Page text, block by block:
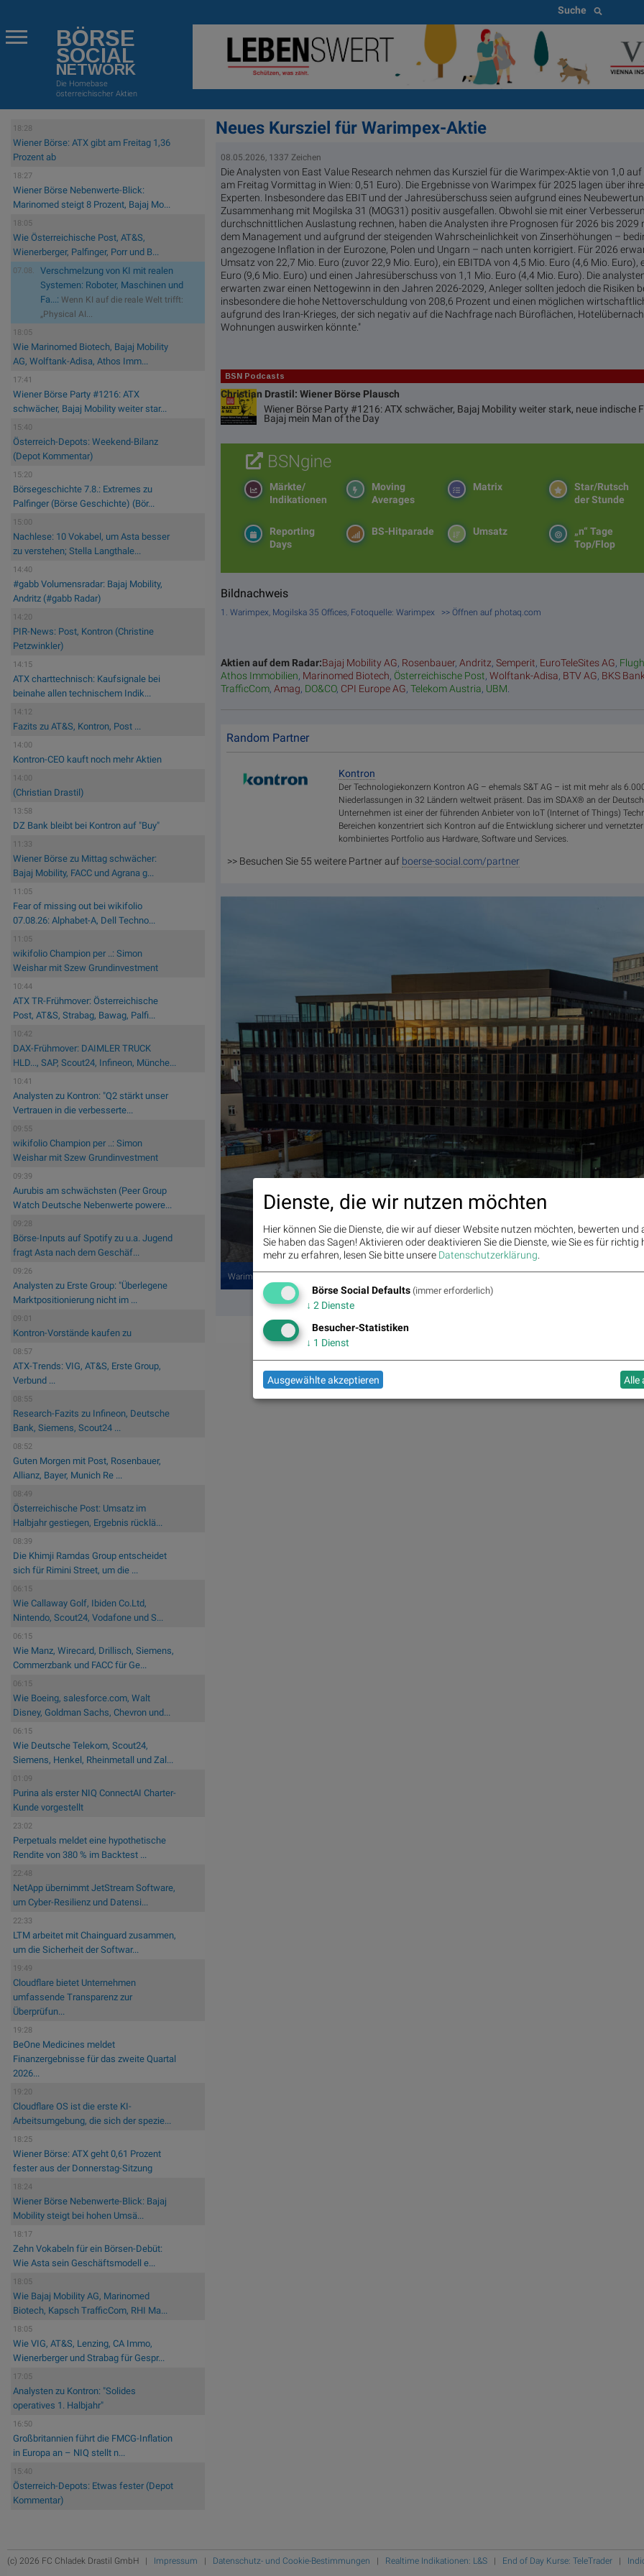
Suche
BÖRSE
SOCIAL
NETWORK
Die Homebase
österreichischer Aktien
18:28
Wiener Börse: ATX gibt am Freitag 1,36
Prozent ab
18:27
Wiener Börse Nebenwerte-Blick:
Marinomed steigt 8 Prozent, Bajaj Mo...
18:05
Wie Österreichische Post, AT&S,
Wienerberger, Palfinger, Porr und B...
07.08.
Verschmelzung von KI mit realen
Systemen: Roboter, Maschinen und
Fa...: Wenn KI auf die reale Welt trifft:
„Physical AI...
18:05
Wie Marinomed Biotech, Bajaj Mobility
AG, Wolftank-Adisa, Athos Imm...
17:41
Wiener Börse Party #1216: ATX
schwächer, Bajaj Mobility weiter star...
15:40
Österreich-Depots: Weekend-Bilanz
(Depot Kommentar)
15:20
Börsegeschichte 7.8.: Extremes zu
Palfinger (Börse Geschichte) (Bör...
15:00
Nachlese: 10 Vokabel, um Asta besser
zu verstehen; Stella Langthale...
14:40
#gabb Volumensradar: Bajaj Mobility,
Andritz (#gabb Radar)
14:20
PIR-News: Post, Kontron (Christine
Petzwinkler)
14:15
ATX charttechnisch: Kaufsignale bei
beinahe allen technischem Indik...
14:12
Fazits zu AT&S, Kontron, Post ...
14:00
Kontron-CEO kauft noch mehr Aktien
14:00
(Christian Drastil)
13:58
DZ Bank bleibt bei Kontron auf "Buy"
11:33
Wiener Börse zu Mittag schwächer:
Bajaj Mobility, FACC und Agrana g...
11:05
Fear of missing out bei wikifolio
07.08.26: Alphabet-A, Dell Techno...
11:05
wikifolio Champion per ..: Simon
Weishar mit Szew Grundinvestment
10:44
ATX TR-Frühmover: Österreichische
Post, AT&S, Strabag, Bawag, Palfi...
10:42
DAX-Frühmover: DAIMLER TRUCK
HLD..., SAP, Scout24, Infineon, Münche...
10:41
Analysten zu Kontron: "Q2 stärkt unser
Vertrauen in die verbesserte...
09:55
wikifolio Champion per ..: Simon
Weishar mit Szew Grundinvestment
09:39
Aurubis am schwächsten (Peer Group
Watch Deutsche Nebenwerte powere...
09:28
Börse-Inputs auf Spotify zu u.a. Jugend
fragt Asta nach dem Geschäf...
09:26
Analysten zu Erste Group: "Überlegene
Marktpositionierung nicht im ...
09:01
Kontron-Vorstände kaufen zu
08:57
ATX-Trends: VIG, AT&S, Erste Group,
Verbund ...
08:55
Research-Fazits zu Infineon, Deutsche
Bank, Siemens, Scout24 ...
08:52
Guten Morgen mit Post, Rosenbauer,
Allianz, Bayer, Munich Re ...
08:49
Österreichische Post: Umsatz im
Halbjahr gestiegen, Ergebnis rücklä...
08:39
Die Khimji Ramdas Group entscheidet
sich für Rimini Street, um die ...
06:15
Wie Callaway Golf, Ibiden Co.Ltd,
Nintendo, Scout24, Vodafone und S...
06:15
Wie Manz, Wirecard, Drillisch, Siemens,
Commerzbank und FACC für Ge...
06:15
Wie Boeing, salesforce.com, Walt
Disney, Goldman Sachs, Chevron und...
06:15
Wie Deutsche Telekom, Scout24,
Siemens, Henkel, Rheinmetall und Zal...
01:09
Purina als erster NIQ ConnectAI Charter-
Kunde vorgestellt
23:02
Perpetuals meldet eine hypothetische
Rendite von 380 % im Backtest ...
22:48
NetApp übernimmt JetStream Software,
um Cyber-Resilienz und Datensi...
22:33
LTM arbeitet mit Chainguard zusammen,
um die Sicherheit der Softwar...
19:49
Cloudflare bietet Unternehmen
umfassende Transparenz zur
Überprüfun...
19:28
BeOne Medicines meldet
Finanzergebnisse für das zweite Quartal
2026...
19:20
Cloudflare OS ist die erste KI-
Arbeitsumgebung, die sich der spezie...
18:25
Wiener Börse: ATX geht 0,61 Prozent
fester aus der Donnerstag-Sitzung
18:24
Wiener Börse Nebenwerte-Blick: Bajaj
Mobility steigt bei hohen Umsä...
18:17
Zehn Vokabeln für ein Börsen-Debüt:
Wie Asta sein Geschäftsmodell e...
18:05
Wie Bajaj Mobility AG, Marinomed
Biotech, Kapsch TrafficCom, RHI Ma...
18:05
Wie VIG, AT&S, Lenzing, CA Immo,
Wienerberger und Strabag für Gespr...
17:05
Analysten zu Kontron: "Solides
operatives 1. Halbjahr"
16:50
Großbritannien führt die FMCG-Inflation
in Europa an – NIQ stellt n...
15:40
Österreich-Depots: Etwas fester (Depot
Kommentar)
Neues Kursziel für Warimpex-Aktie
08.05.2026, 1337 Zeichen
Die Analysten von East Value Research nehmen das Kursziel für die Warimpex-Aktie von 1,0
am Freitag Vormittag in Wien: 0,51 Euro). Die Ergebnisse von Warimpex für 2025 lagen über
Experten. Insbesondere das EBIT und der Jahresüberschuss seien aufgrund eines
Zusammenhang mit Mogilska 31 (MOG31) positiv ausgefallen. Obwohl sie mit einer
durchschnittlichen Auslastung rechnen, haben die Analysten ihre Prognosen für 2026 bis 2029
dem Management und aufgrund der steigenden Wahrscheinlichkeit von Zinserhöhungen –
angezogene Inflation in der Eurozone, Polen und Ungarn – nach unten korrigiert. Für 2026
Umsatz von 22,7 Mio. Euro (zuvor 22,9 Mio. Euro), ein EBITDA von 4,5 Mio. Euro (4,6 Mio. Euro),
Euro (9,6 Mio. Euro) und einen Jahresüberschuss von 1,1 Mio. Euro (4,4 Mio. Euro). Die
erwarten zwar einen Nettogewinn in den Jahren 2026-2029, Anleger sollten jedoch die Risiken
insbesondere die hohe Nettoverschuldung von 208,6 Prozent und einen möglichen
aufgrund des Iran-Krieges, der sich negativ auf die Nachfrage nach Büroflächen,
Wohnungen auswirken könnte."
BSN Podcasts
Christian Drastil: Wiener Börse Plausch
Wiener Börse Party #1216: ATX schwächer, Bajaj Mobility weiter stark, neue indische
Bajaj mein Man of the Day
BSNgine
Star/Rutsch
der Stunde
Matrix
Moving
Averages
Märkte/
Indikationen
„n“ Tage
Top/Flop
Umsatz
BS-Hitparade
Reporting
Days
Bildnachweis
1. Warimpex, Mogilska 35 Offices, Fotoquelle: Warimpex >> Öffnen auf photaq.com
Aktien auf dem Radar:Bajaj Mobility AG, Rosenbauer,Andritz,Semperit, EuroTeleSites AG,
Athos Immobilien, Marinomed Biotech, Österreichische Post,Wolftank-Adisa, BTV AG, BKS
TrafficCom,Amag, DO&CO, CPI Europe AG,Telekom Austria, UBM
Random Partner
Kontron
Der Technologiekonzern Kontron AG – ehemals S&T AG – ist mit mehr als
Niederlassungen in 32 Ländern weltweit präsent. Das im SDAX® an der
Unternehmen ist einer der führenden Anbieter von IoT (Internet of Things)
Bereichen konzentriert sich Kontron auf die Entwicklung sicherer und
kombiniertes Portfolio aus Hardware, Software und Services.
>> Besuchen Sie 55 weitere Partner auf boerse-social.com/partner
Warimpex, Mogilska 35 Offices, Fotoquelle: Warimpex
(c) 2026 FC Chladek Drastil GmbH | Impressum | Datenschutz- und Cookie-Bestimmungen | Realtime Indikationen: L&S | End of Day Kurse: TeleTrader |
Dienste, die wir nutzen möchten
Hier können Sie die Dienste, die wir auf dieser Website nutzen möchten, bewerten und
Sie haben das Sagen! Aktivieren oder deaktivieren Sie die Dienste, wie Sie es für richtig
mehr zu erfahren, lesen Sie bitte unsere Datenschutzerklärung.
Börse Social Defaults (immer erforderlich)
↓ 2 Dienste
Besucher-Statistiken
↓ 1 Dienst
Ausgewählte akzeptieren Alle